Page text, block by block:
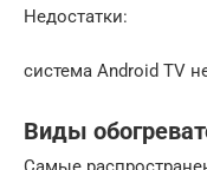
Недостатки:
система Android TV
Виды